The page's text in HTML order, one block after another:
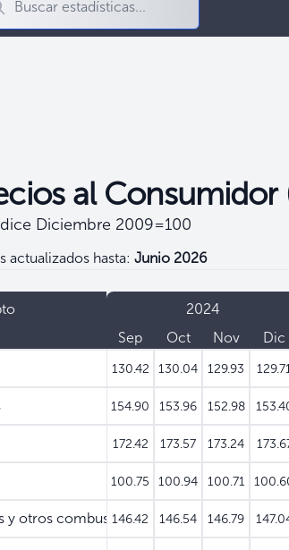
al Consumidor
Diciembre 2009=100
actualizados hasta:Junio 2026
y otros combustibles
2024
Sep
Oct Nov Dic
130.42 130.04 129.93
154.90 153.96 152.98
172.42 173.57 173.24
100.75 100.94 100.71
146.42 146.54 146.79